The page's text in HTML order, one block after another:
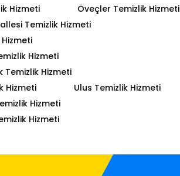
Hizmeti
Öveçler Temizlik Hizmeti
Temizlik Hizmeti
Hizmeti
Temizlik Hizmeti
Hizmeti
Ulus Temizlik Hizmeti
Hizmeti
Hizmeti